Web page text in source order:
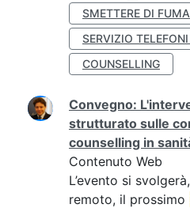
SMETTERE DI
SERVIZIO
COUNSELLING
Convegno:
strutturato sulle
counselling in
Contenuto Web
L’evento si
remoto, il prossimo